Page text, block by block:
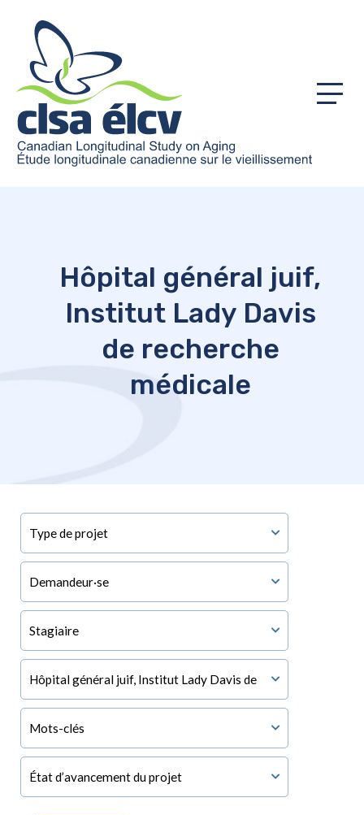
Menu
Hôpital général juif,
Institut Lady Davis
de recherche
médicale